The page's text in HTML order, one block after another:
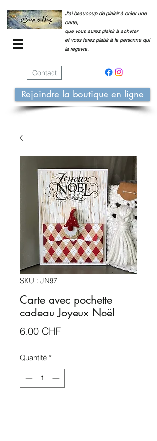
J'ai beaucoup de plaisir à créer une
carte,
que vous aurez plaisir à acheter
et vous ferez plaisir à la personne qui
la reçevra.
Contact
Rejoindre la boutique en ligne
SKU : JN97
Carte avec pochette
cadeau Joyeux Noël
6.00 CHFPrix
Quantité *